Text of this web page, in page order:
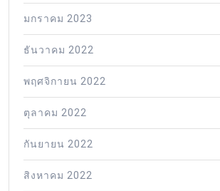
มกราคม 2023
ธันวาคม 2022
พฤศจิกายน 2022
ตุลาคม 2022
กันยายน 2022
สิงหาคม 2022